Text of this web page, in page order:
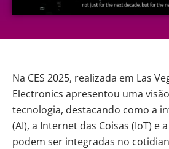
Na CES 2025, realizada em Las
Electronics apresentou uma
tecnologia, destacando como a
(AI), a Internet das Coisas (IoT) e
podem ser integradas no